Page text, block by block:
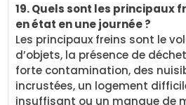
19. Quels sont les principaux
en état en une journée ?
Les principaux freins sont le
d’objets, la présence de
forte contamination, des
incrustées, un logement
insuffisant ou un manque de